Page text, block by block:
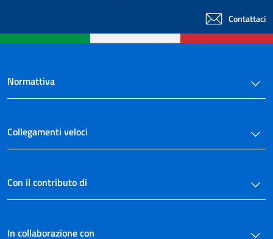
Contattaci
Normattiva
Collegamenti veloci
Con il contributo di
In collaborazione con